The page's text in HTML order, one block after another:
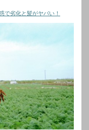
で劣化と髪がヤバい！